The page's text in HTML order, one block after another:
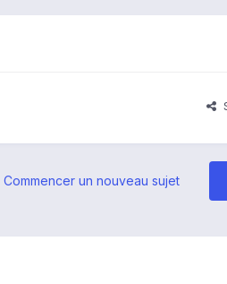
Commencer un nouveau sujet